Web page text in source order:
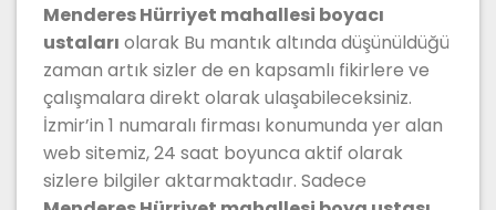
Menderes Hürriyet mahallesi boyacı
ustaları olarak Bu mantık altında düşünüldüğü
zaman artık sizler de en kapsamlı fikirlere ve
çalışmalara direkt olarak ulaşabileceksiniz.
İzmir’in 1 numaralı firması konumunda yer alan
web sitemiz, 24 saat boyunca aktif olarak
sizlere bilgiler aktarmaktadır. Sadece